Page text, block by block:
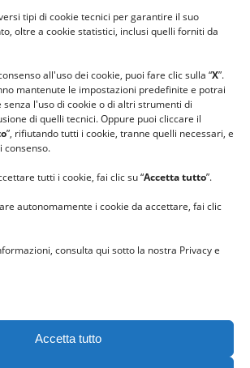
tipi di cookie tecnici per garantire il suo
oltre a cookie statistici, inclusi quelli forniti da
all'uso dei cookie, puoi fare clic sulla “X”.
mantenute le impostazioni predefinite e potrai
l'uso di cookie o di altri strumenti di
di quelli tecnici. Oppure puoi cliccare il
”, rifiutando tutti i cookie, tranne quelli necessari, e
consenso.
tutti i cookie, fai clic su “Accetta tutto”.
autonomamente i cookie da accettare, fai clic
consulta qui sotto la nostra Privacy e
Accetta tutto
#lanaterapia
#ilcaloredellempatia